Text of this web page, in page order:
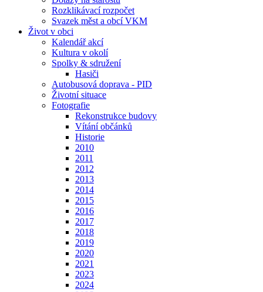
Rozklikávací rozpočet
Svazek měst a obcí VKM
Život v obci
Kalendář akcí
Kultura v okolí
Spolky & sdružení
Hasiči
Autobusová doprava - PID
Životní situace
Fotografie
Rekonstrukce budovy
Vítání občánků
Historie
2010
2011
2012
2013
2014
2015
2016
2017
2018
2019
2020
2021
2023
2024